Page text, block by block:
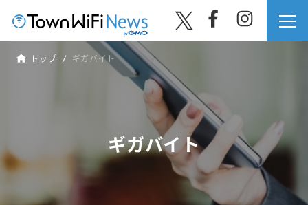
トップ ギガバイト
ギガバイト